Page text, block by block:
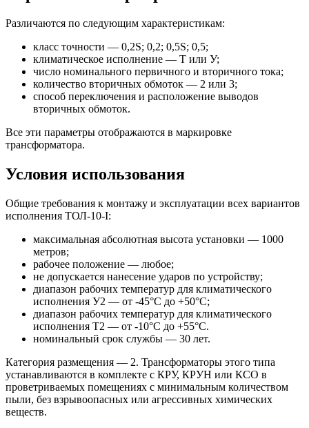
Различаются по следующим характеристикам:
класс точности — 0,2S; 0,2; 0,5S; 0,5;
климатическое исполнение — Т или У;
число номинального первичного и вторичного тока;
количество вторичных обмоток — 2 или 3;
способ переключения и расположение выводов
вторичных обмоток.
Все эти параметры отображаются в маркировке
трансформатора.
Условия использования
Общие требования к монтажу и эксплуатации всех вариантов
исполнения ТОЛ-10-I:
максимальная абсолютная высота установки — 1000
метров;
рабочее положение — любое;
не допускается нанесение ударов по устройству;
диапазон рабочих температур для климатического
исполнения У2 — от -45°С до +50°С;
диапазон рабочих температур для климатического
исполнения Т2 — от -10°С до +55°С.
номинальный срок службы — 30 лет.
Категория размещения — 2. Трансформаторы этого типа
устанавливаются в комплекте с КРУ, КРУН или КСО в
проветриваемых помещениях с минимальным количеством
пыли, без взрывоопасных или агрессивных химических
веществ.